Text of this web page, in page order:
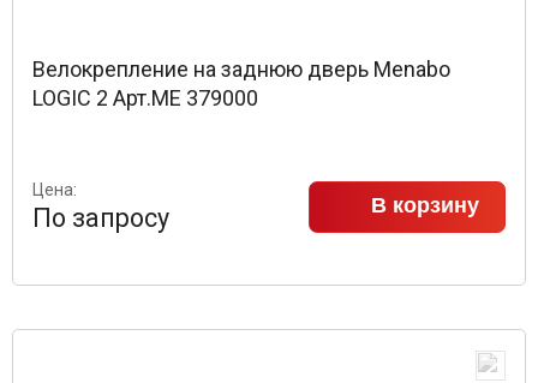
Велокрепление на заднюю дверь Menabo
LOGIC 2 Арт.ME 379000
Цена:
По запросу В корзину